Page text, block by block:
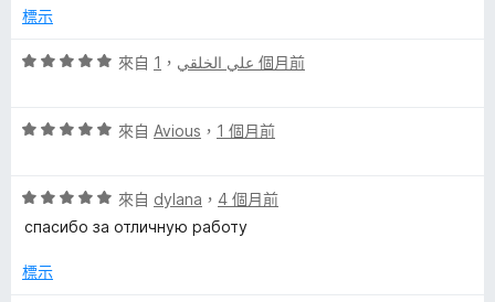
L
i
g
h
滿
5
標示
評
分
分
5
來自 علي الخلقي ， 1 個月前
評
分
，
分
來自 Avious ， 1 個月前
評
價
分
來自 dylana ， 4 個月前
спасибо за отличную работу
標示